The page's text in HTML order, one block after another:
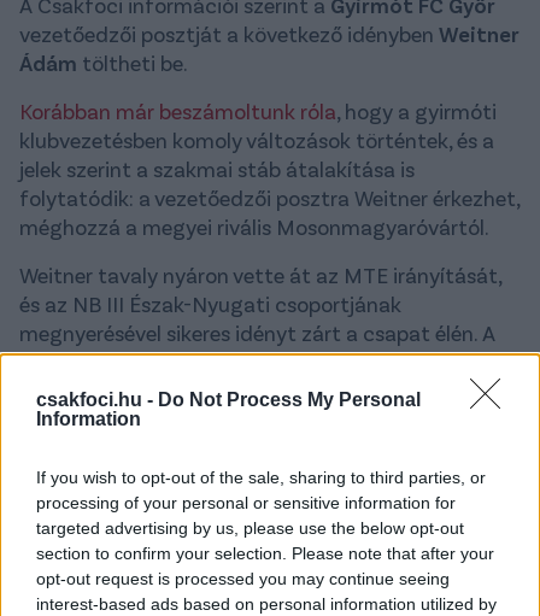
csakfoci.hu - Do Not Process My Personal
Information
If you wish to opt-out of the sale, sharing to third parties, or
processing of your personal or sensitive information for
targeted advertising by us, please use the below opt-out
section to confirm your selection. Please note that after your
opt-out request is processed you may continue seeing
interest-based ads based on personal information utilized by
vezetőedzői posztját a következő idényben Weitner
Ádám töltheti be.
Korábban már beszámoltunk róla, hogy a gyirmóti
klubvezetésben komoly változások történtek, és a
jelek szerint a szakmai stáb átalakítása is
folytatódik: a vezetőedzői posztra Weitner érkezhet,
méghozzá a megyei rivális Mosonmagyaróvártól.
Weitner tavaly nyáron vette át az MTE irányítását,
és az NB III Észak-Nyugati csoportjának
megnyerésével sikeres idényt zárt a csapat élén. A
bajnoki cím azonban nem ért automatikus feljutást:
a Mosonmagyaróvár bár a feljutásért zajló
osztályozó visszavágóján kétgólos győzelmet
alulmaradt, így nem jutott fel az NB II-be.
A 42 éves szakember korábban már dolgozott az
NB II-ben a Pécsi MFC vezetőedzőjeként, emellett
megfordult Pápán, Sopronban és Ménfőcsanakon is.